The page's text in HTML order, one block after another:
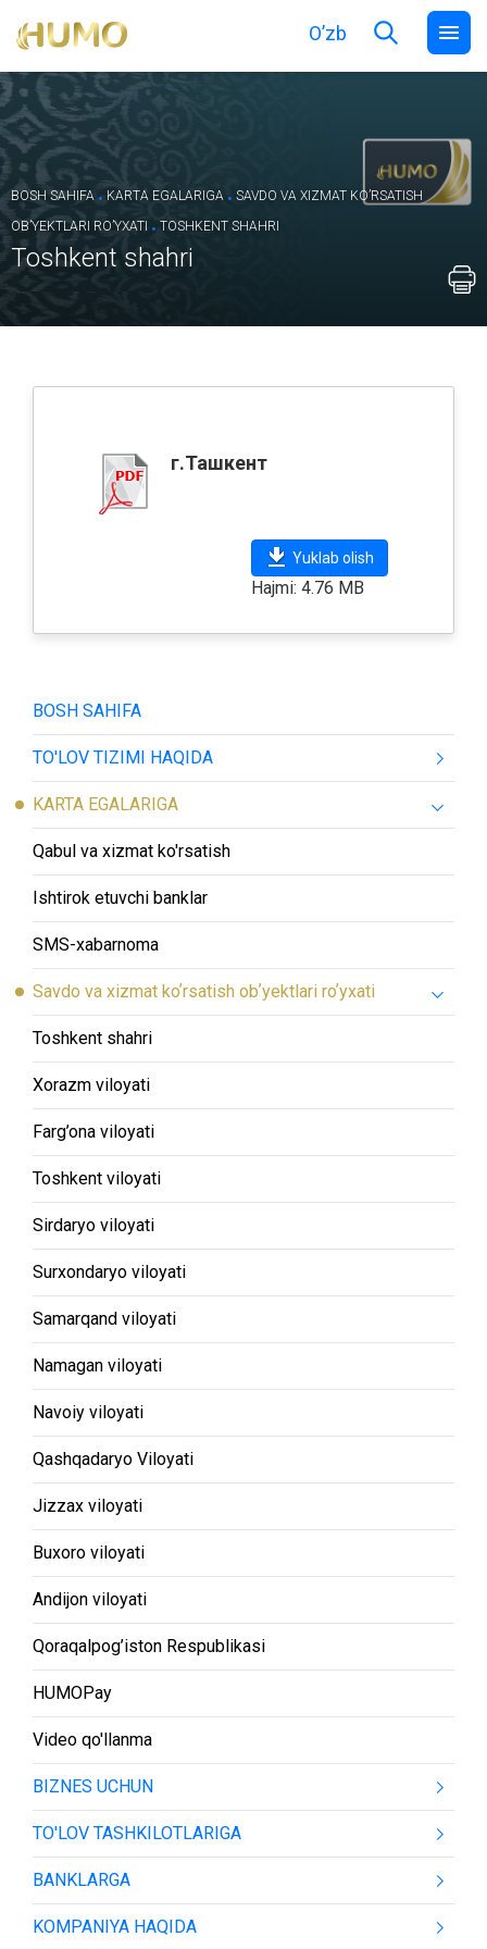
O’zb
BOSH SAHIFA . KARTA EGALARIGA . SAVDO VA XIZMAT KOʼRSATISH
OBʼYEKTLARI ROʼYXATI . TOSHKENT SHAHRI
Toshkent shahri
г.Ташкент
Yuklab olish
Hajmi: 4.76 MB
BOSH SAHIFA
TO'LOV TIZIMI HAQIDA
KARTA EGALARIGA
Qabul va xizmat ko'rsatish
Ishtirok etuvchi banklar
SMS-хabarnoma
Savdo va xizmat koʼrsatish obʼyektlari roʼyxati
Toshkent shahri
Xorazm viloyati
Farg’ona viloyati
Toshkent viloyati
Sirdaryo viloyati
Surxondaryo viloyati
Samarqand viloyati
Namagan viloyati
Navoiy viloyati
Qashqadaryo Viloyati
Jizzax viloyati
Buxoro viloyati
Andijon viloyati
Qoraqalpog’iston Respublikasi
HUMOPay
Video qo'llanma
BIZNES UCHUN
TO'LOV TASHKILOTLARIGA
BANKLARGA
KOMPANIYA HAQIDA